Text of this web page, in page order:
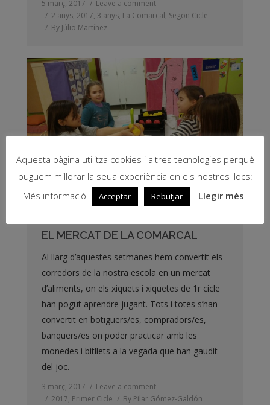
5 març, 2017
Leave a comment
2 anys, 2017, 3 anys, La Comarcal, Segon Cicle
By Júlio Martínez
EL MERCAT DE LA COMARCAL
Al llarg d’aquestes setmanes hem convertit els
corredors de la nostra escola en un mercat
d’aliments, on els xiquets i xiquetes de 1r cicle
han pogut aprendre jugant. Tots i totes s’han
convertit en botiguers/es, compradors/es,
banquers/es on poder practicar amb les
monedes i bitllets a la vegada que han gaudit
del joc.
3 març, 2017
Leave a comment
2017, Primer Cicle By Pilar Gómez-Galdón
Aquesta pàgina utilitza cookies i altres tecnologies perquè
puguem millorar la seua experiència en els nostres llocs:
Més informació.
Acceptar Rebutjar Llegir més